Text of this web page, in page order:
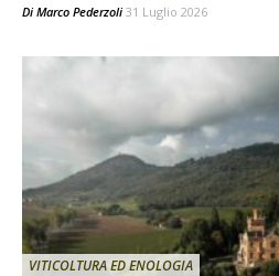
Di Marco Pederzoli 31 Luglio 2026
VITICOLTURA ED ENOLOGIA